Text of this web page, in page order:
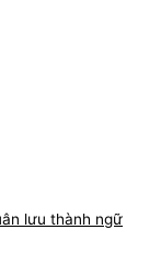
lưu thành ngữ